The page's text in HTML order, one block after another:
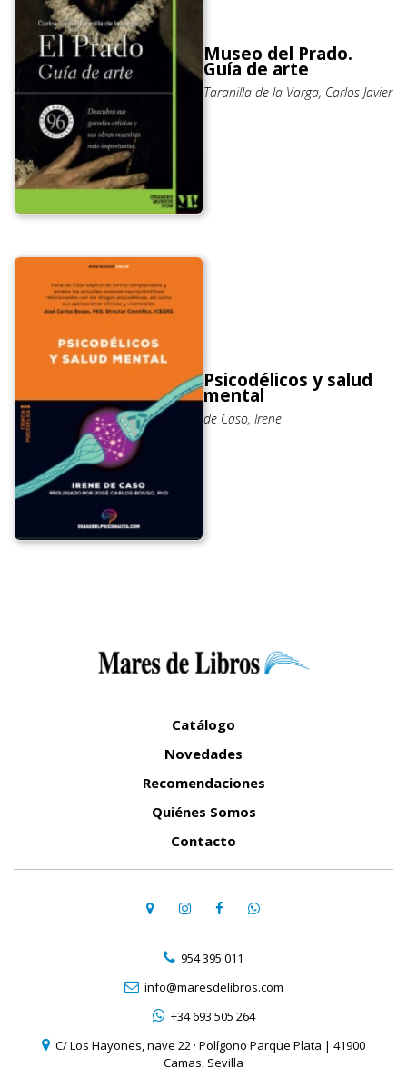
Museo del Prado.
Guía de arte
Taranilla de la Varga, Carlos Javier
Psicodélicos y salud
mental
de Caso, Irene
Catálogo
Novedades
Recomendaciones
Quiénes Somos
Contacto
954 395 011
info@maresdelibros.com
+34 693 505 264
C/ Los Hayones, nave 22 · Polígono Parque Plata | 41900
Camas, Sevilla